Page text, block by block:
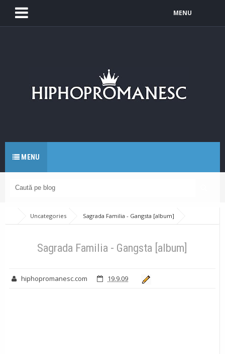
MENU
MENU
Uncategories Sagrada Familia - Gangsta [album]
Sagrada Familia - Gangsta [album]
hiphopromanesc.com 19.9.09